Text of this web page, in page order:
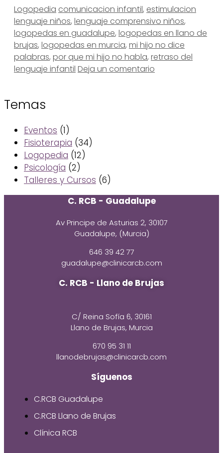
Categorías
Logopedia Etiquetas
comunicacion infantil, estimulacion
lenguaje niños, lenguaje comprensivo niños,
logopedas en guadalupe, logopedas en llano de
brujas, logopedas en murcia, mi hijo no dice
palabras, por que mi hijo no habla, retraso del
lenguaje infantil Deja un comentario
Temas
Eventos (1)
Fisioterapia (34)
Logopedia (12)
Psicología (2)
Talleres y Cursos (6)
C. RCB - Guadalupe
Av Principe de Asturias 2, 30107
Guadalupe, (Murcia)
646 39 42 77
guadalupe@clinicarcb.com
C. RCB - Llano de Brujas
C/ Reina Sofía 6, 30161
Llano de Brujas, Murcia
670 95 31 11
llanodebrujas@clinicarcb.com
Síguenos
C.RCB Guadalupe
C.RCB Llano de Brujas
Clínica RCB